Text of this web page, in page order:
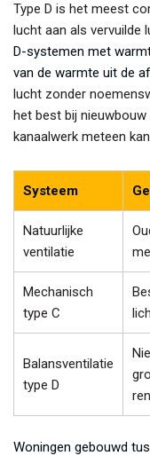
Type D is het meest
lucht aan als vervuilde
D-systemen met
van de warmte uit de
lucht zonder
het best bij
kanaalwerk meteen
Systeem
Natuurlijke
ventilatie
Mechanisch
type C
Balansventilatie
type D
Woningen gebouwd